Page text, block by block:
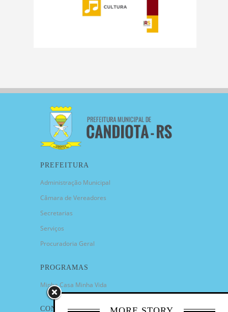
PREFEITURA
Administração Municipal
Câmara de Vereadores
Secretarias
Serviços
Procuradoria Geral
PROGRAMAS
Minha Casa Minha Vida
CONTATO